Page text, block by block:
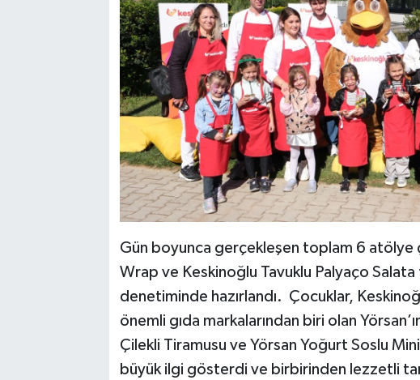
Gün boyunca gerçekleşen toplam 6 atölye
Wrap ve Keskinoğlu Tavuklu Palyaço
denetiminde hazırlandı. Çocuklar,
önemli gıda markalarından biri olan
Çilekli Tiramusu ve Yörsan Yoğurt Soslu
büyük ilgi gösterdi ve birbirinden lezzetli